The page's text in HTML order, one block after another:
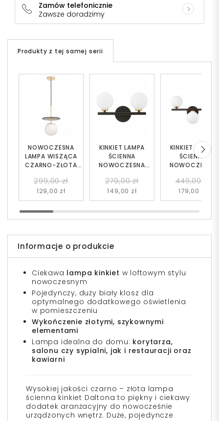
Zamów telefonicznie
Zawsze doradzimy
Produkty z tej samej serii
NOWOCZESNA
LAMPA WISZĄCA
CZARNO-ZŁOTA
299,00 zł
129,00 zł
KINKIET LAMPA
ŚCIENNA
NOWOCZESNA
BIAŁE KULE
MARSIADA 3
449,00 zł
179,00 zł
KINKIET LAMPA
ŚCIENNA
NOWOCZESNA
BIAŁE KULE
MARSIADA 2
279,00 zł
149,00 zł
Informacje o produkcie
Ciekawa lampa kinkiet w loftowym stylu
nowoczesnym
Pojedynczy, duży biały klosz dla
optymalnego dodatkowego oświetlenia
w pomieszczeniu
Wykończenie złotymi, szykownymi
elementami
Lampa idealna do domu: korytarza,
salonu czy sypialni, jak i restauracji oraz
kawiarni
Wysokiej jakości czarno – złota lampa
ścienna kinkiet Daltona to piękny i ciekawy
dodatek aranżacyjny do nowocześnie
urządzonych wnętrz. Duże, pojedyncze